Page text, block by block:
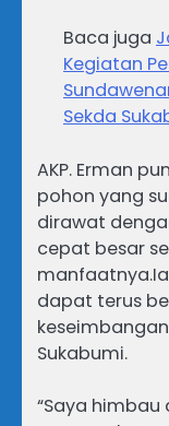
Baca juga
Kegiatan
Sekda
AKP. Erman
pohon yang
dirawat
cepat besar
dapat terus
Sukabumi.
“Saya